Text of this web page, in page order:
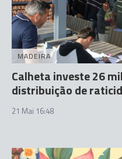
MADEIRA
Calheta investe 26
distribuição de
21 Mai 16:48